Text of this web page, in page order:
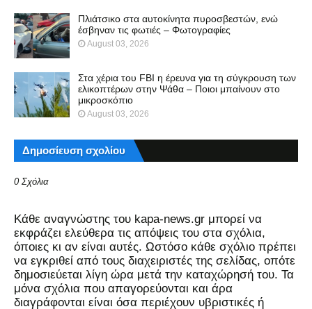
Πλιάτσικο στα αυτοκίνητα πυροσβεστών, ενώ
έσβηναν τις φωτιές – Φωτογραφίες
August 03, 2026
Στα χέρια του FBI η έρευνα για τη σύγκρουση των
ελικοπτέρων στην Ψάθα – Ποιοι μπαίνουν στο
μικροσκόπιο
August 03, 2026
Δημοσίευση σχολίου
0 Σχόλια
Kάθε αναγνώστης του kapa-news.gr μπορεί να
εκφράζει ελεύθερα τις απόψεις του στα σχόλια,
όποιες κι αν είναι αυτές. Ωστόσο κάθε σχόλιο πρέπει
να εγκριθεί από τους διαχειριστές της σελίδας, οπότε
δημοσιεύεται λίγη ώρα μετά την καταχώρησή του. Τα
μόνα σχόλια που απαγορεύονται και άρα
διαγράφονται είναι όσα περιέχουν υβριστικές ή